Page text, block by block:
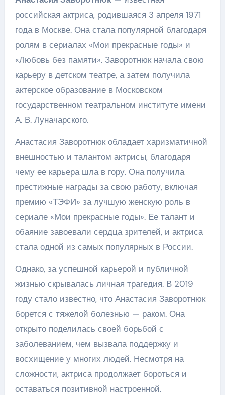
российская актриса, родившаяся 3 апреля 1971
года в Москве. Она стала популярной благодаря
ролям в сериалах «Мои прекрасные годы» и
«Любовь без памяти». Заворотнюк начала свою
карьеру в детском театре, а затем получила
актерское образование в Московском
государственном театральном институте имени
А. В. Луначарского.
Анастасия Заворотнюк обладает харизматичной
внешностью и талантом актрисы, благодаря
чему ее карьера шла в гору. Она получила
престижные награды за свою работу, включая
премию «ТЭФИ» за лучшую женскую роль в
сериале «Мои прекрасные годы». Ее талант и
обаяние завоевали сердца зрителей, и актриса
стала одной из самых популярных в России.
Однако, за успешной карьерой и публичной
жизнью скрывалась личная трагедия. В 2019
году стало известно, что Анастасия Заворотнюк
борется с тяжелой болезнью — раком. Она
открыто поделилась своей борьбой с
заболеванием, чем вызвала поддержку и
восхищение у многих людей. Несмотря на
сложности, актриса продолжает бороться и
оставаться позитивной настроенной.